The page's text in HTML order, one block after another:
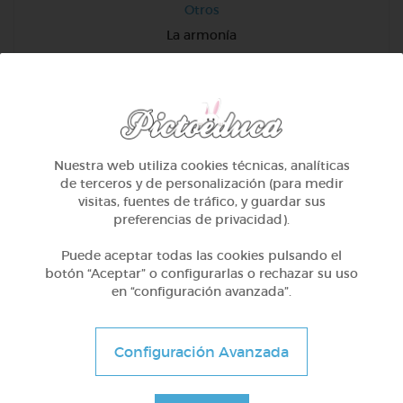
Otros
La armonía
Nuestra web utiliza cookies técnicas, analíticas
de terceros y de personalización (para medir
visitas, fuentes de tráfico, y guardar sus
preferencias de privacidad).
Puede aceptar todas las cookies pulsando el
botón “Aceptar” o configurarlas o rechazar su uso
en “configuración avanzada”.
Configuración Avanzada